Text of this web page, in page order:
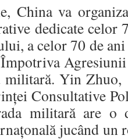
China va
dedicate celor
a celor 70 de
Agresiunii
militară. Yin
Consultative
militară are o
jucând un